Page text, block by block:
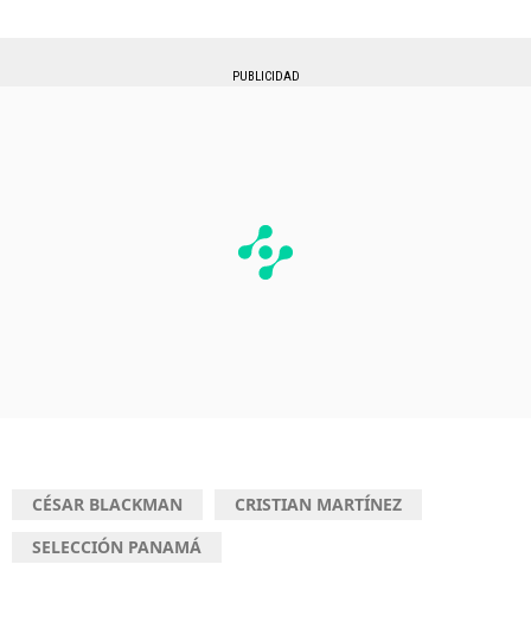
PUBLICIDAD
CÉSAR BLACKMAN
CRISTIAN MARTÍNEZ
SELECCIÓN PANAMÁ